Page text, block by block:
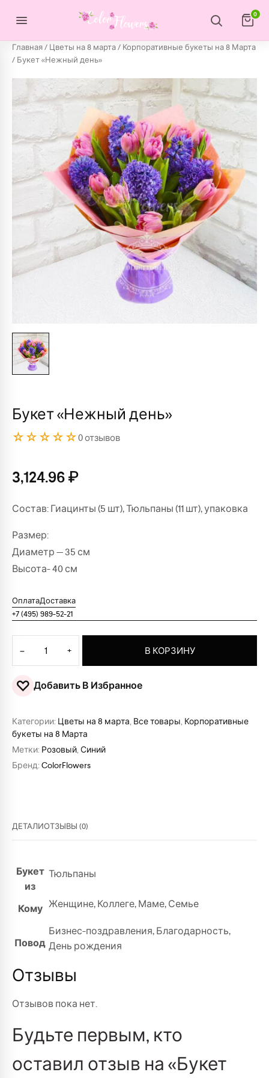
0
Главная/ Цветы на 8 марта/ Корпоративные букеты на 8 Марта
/ Букет «Нежный день»
Букет «Нежный день»
☆☆☆☆☆0 отзывов
3,124.96₽
Состав: Гиацинты (5 шт), Тюльпаны (11 шт), упаковка
Размер:
Диаметр — 35 см
Высота- 40 см
ОплатаДоставка
+7 (495) 989-52-21
− + В КОРЗИНУ
♡ Добавить В Избранное
Категории: Цветы на 8 марта, Все товары, Корпоративные
букеты на 8 Марта
Метки: Розовый, Синий
Бренд: ColorFlowers
ДЕТАЛИОТЗЫВЫ (0)
Букет
из
Тюльпаны
Кому Женщине,Коллеге,Маме,Семье
Повод
Бизнес-поздравления,Благодарность,
День рождения
Отзывы
Отзывов пока нет.
Будьте первым, кто
оставил отзыв на «Букет